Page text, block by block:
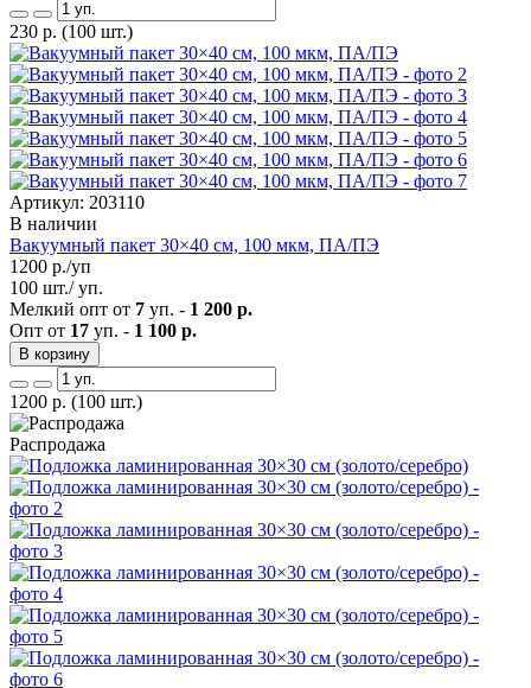
230 р. (100 шт.)
Артикул: 203110
В наличии
Вакуумный пакет 30×40 см, 100 мкм, ПА/ПЭ
1200 р./уп
100 шт./ уп.
Мелкий опт от 7 уп. - 1 200 р.
Опт от 17 уп. - 1 100 р.
В корзину
1200 р. (100 шт.)
Распродажа